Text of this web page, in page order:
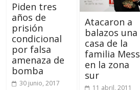
Piden tres
años de
prisión
condicional
por falsa
amenaza de
bomba
30 junio, 2017
Atacaron a
balazos una
casa de la
familia
en la zona
sur
11 abril, 2011